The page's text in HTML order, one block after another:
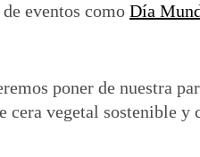
eventos como Día
poner de nuestra
vegetal sostenible y